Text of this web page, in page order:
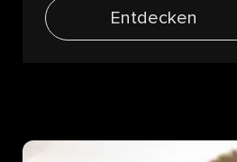
Entdecken